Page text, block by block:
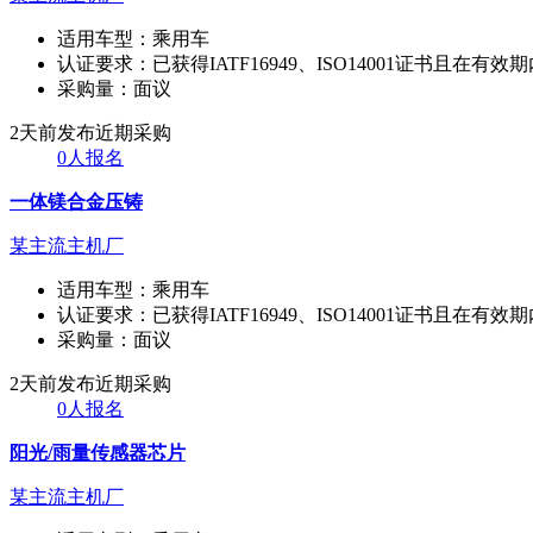
适用车型： 乘用车
认证要求： 已获得IATF16949、ISO14001证书且在有效期
采购量： 面议
2天前发布近期采购
0人报名
一体镁合金压铸
某主流主机厂
适用车型： 乘用车
认证要求： 已获得IATF16949、ISO14001证书且在有效期
采购量： 面议
2天前发布近期采购
0人报名
阳光/雨量传感器芯片
某主流主机厂